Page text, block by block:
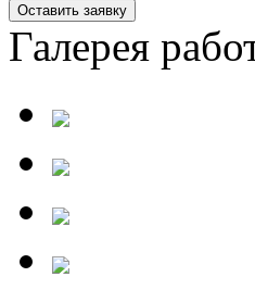
Оставить заявку
Галерея